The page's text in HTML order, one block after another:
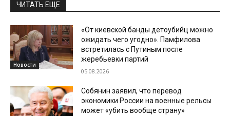
ЧИТАТЬ ЕЩЕ
Новости
«От киевской банды детоубийц можно
ожидать чего угодно». Памфилова
встретилась с Путиным после
жеребьевки партий
05.08.2026
Собянин заявил, что перевод
экономики России на военные рельсы
может «убить вообще страну»